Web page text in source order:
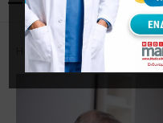
Home Προβολή Ιατρού